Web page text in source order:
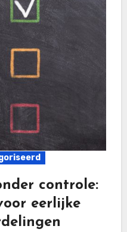
controle:
eerlijke